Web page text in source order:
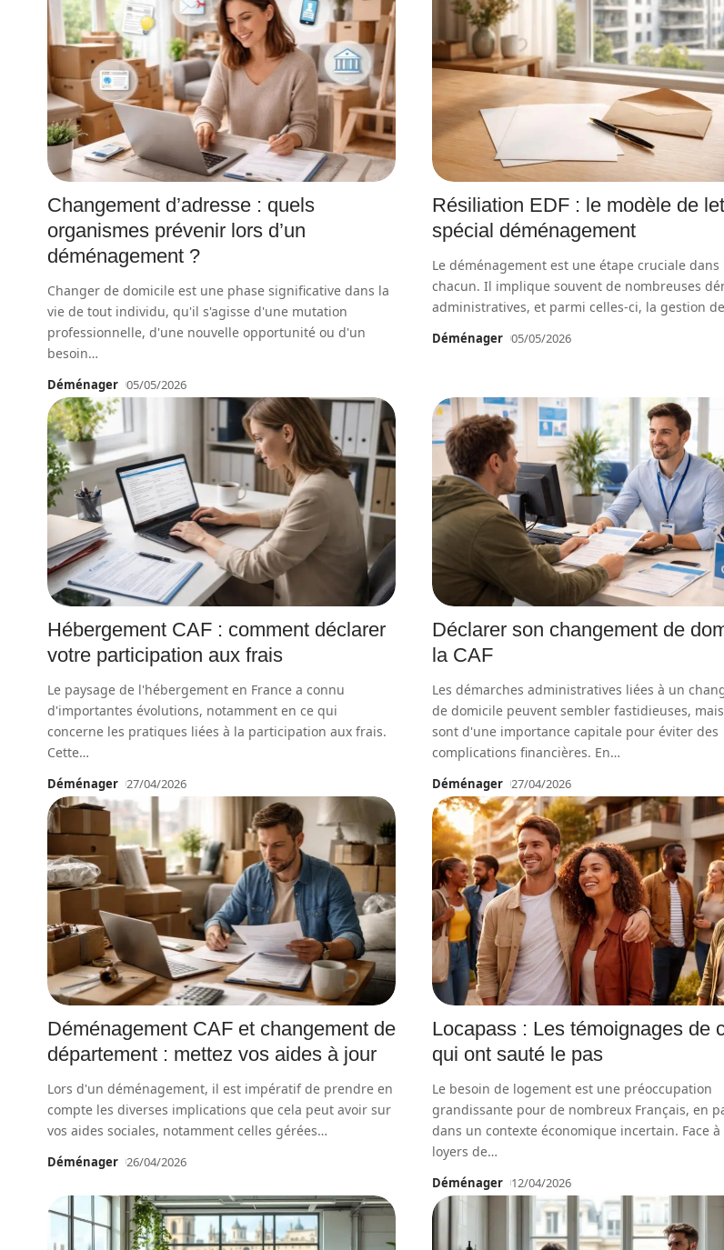
Changement d’adresse : quels
organismes prévenir lors d’un
déménagement ?
Changer de domicile est une phase significative dans la
vie de tout individu, qu'il s'agisse d'une mutation
professionnelle, d'une nouvelle opportunité ou d'un
besoin…
Déménager 05/05/2026
Résiliation EDF : le modèle de
spécial déménagement
Le déménagement est une étape cruciale dans
chacun. Il implique souvent de nombreuses
administratives, et parmi celles-ci, la gestion de
Déménager 05/05/2026
Hébergement CAF : comment déclarer
votre participation aux frais
Le paysage de l'hébergement en France a connu
d'importantes évolutions, notamment en ce qui
concerne les pratiques liées à la participation aux frais.
Cette…
Déménager 27/04/2026
Déclarer son changement de
la CAF
Les démarches administratives liées à un
de domicile peuvent sembler fastidieuses,
sont d'une importance capitale pour éviter des
complications financières. En…
Déménager 27/04/2026
Déménagement CAF et changement de
département : mettez vos aides à jour
Lors d'un déménagement, il est impératif de prendre en
compte les diverses implications que cela peut avoir sur
vos aides sociales, notamment celles gérées…
Déménager 26/04/2026
Locapass : Les témoignages de
qui ont sauté le pas
Le besoin de logement est une préoccupation
grandissante pour de nombreux Français, en
dans un contexte économique incertain. Face à
loyers de…
Déménager 12/04/2026